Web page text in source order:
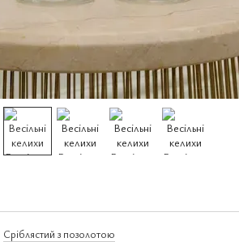
Сріблястий з позолотою